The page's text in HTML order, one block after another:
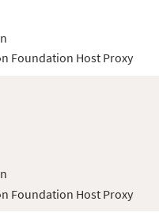
Foundation Host Proxy
Foundation Host Proxy